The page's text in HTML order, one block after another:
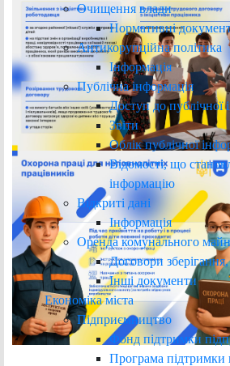
Очищення влади
Нормативні
Антикорупційна політика
Інформація
Публічна інформація
Доступ до публічної
Звіти
Облік публічної
Відомості, що
інформацію
Відкриті дані
Інформація
Оренда комунального
Договори
Інші документи
Економіка міста
Підприємництво
Фонд підтримки
Програма підтримки